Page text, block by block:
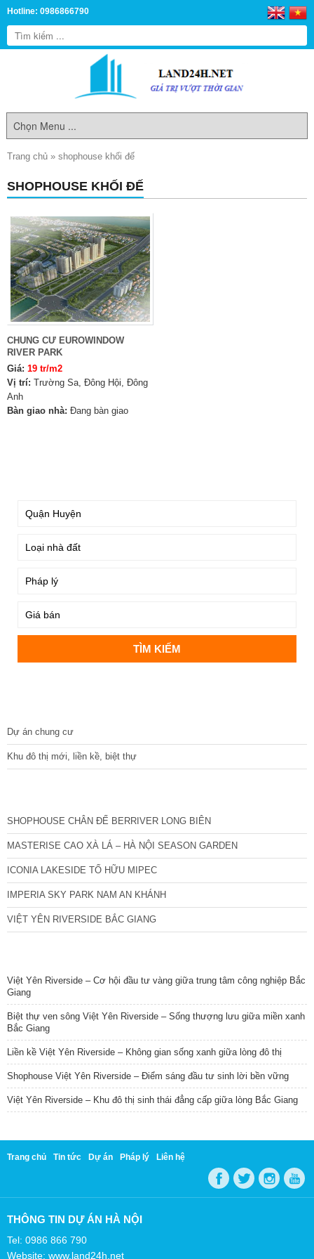
Hotline: 0986866790
Trang chủ » shophouse khối đế
SHOPHOUSE KHỐI ĐẾ
CHUNG CƯ EUROWINDOW
RIVER PARK
Giá: 19 tr/m2
Vị trí: Trường Sa, Đông Hội, Đông
Anh
Bàn giao nhà: Đang bàn giao
Dự án chung cư
Khu đô thị mới, liền kề, biệt thự
SHOPHOUSE CHÂN ĐẾ BERRIVER LONG BIÊN
MASTERISE CAO XÀ LÁ – HÀ NỘI SEASON GARDEN
ICONIA LAKESIDE TỐ HỮU MIPEC
IMPERIA SKY PARK NAM AN KHÁNH
VIỆT YÊN RIVERSIDE BẮC GIANG
Việt Yên Riverside – Cơ hội đầu tư vàng giữa trung tâm công nghiệp Bắc
Giang
Biệt thự ven sông Việt Yên Riverside – Sống thượng lưu giữa miền xanh
Bắc Giang
Liền kề Việt Yên Riverside – Không gian sống xanh giữa lòng đô thị
Shophouse Việt Yên Riverside – Điểm sáng đầu tư sinh lời bền vững
Việt Yên Riverside – Khu đô thị sinh thái đẳng cấp giữa lòng Bắc Giang
Trang chủ Tin tức Dự án Pháp lý Liên hệ
THÔNG TIN DỰ ÁN HÀ NỘI
Tel: 0986 866 790
Website: www.land24h.net